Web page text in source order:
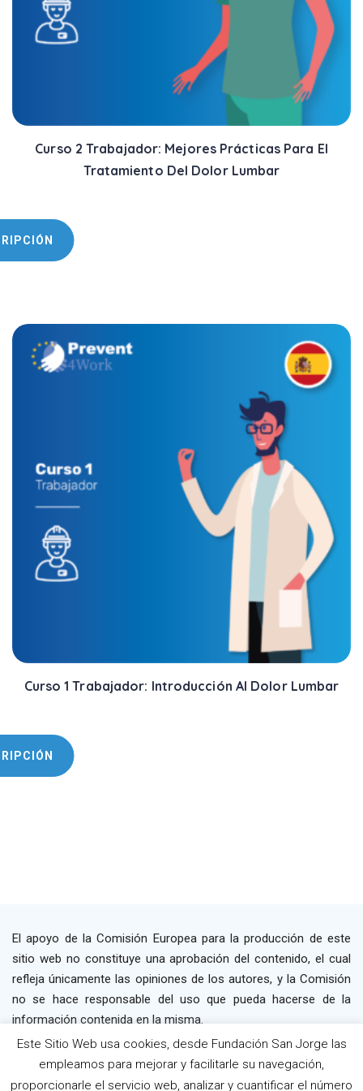
Curso 2 Trabajador: Mejores Prácticas Para El
Tratamiento Del Dolor Lumbar
Curso 1 Trabajador: Introducción Al Dolor Lumbar
El apoyo de la Comisión Europea para la producción de este
sitio web no constituye una aprobación del contenido, el cual
refleja únicamente las opiniones de los autores, y la Comisión
no se hace responsable del uso que pueda hacerse de la
información contenida en la misma.
2019 P4WORK © Powered By INP Formación
Este Sitio Web usa cookies, desde Fundación San Jorge las
empleamos para mejorar y facilitarle su navegación,
proporcionarle el servicio web, analizar y cuantificar el número